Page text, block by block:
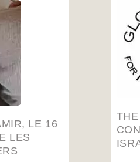
LE 16
LES
des activités
sauve ce qu’il
n’est
la sonnerie de
à étages. Ici,
de survie, une
de saisir un
THE
of
of